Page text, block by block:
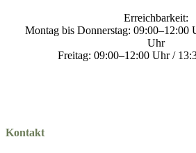
Erreichbarkeit:
Montag bis Donnerstag: 09:00–12:00
Uhr
Freitag: 09:00–12:00 Uhr /
Kontakt